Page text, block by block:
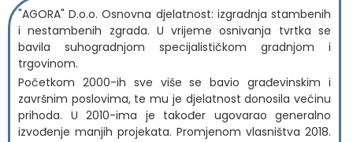
"AGORA" D.o.o. Osnovna djelatnost: izgradnja stambenih
i nestambenih zgrada. U vrijeme osnivanja tvrtka se
bavila suhogradnjom specijalističkom gradnjom i
trgovinom.
Početkom 2000-ih sve više se bavio građevinskim i
završnim poslovima, te mu je djelatnost donosila većinu
prihoda. U 2010-ima je također ugovarao generalno
izvođenje manjih projekata. Promjenom vlasništva 2018.